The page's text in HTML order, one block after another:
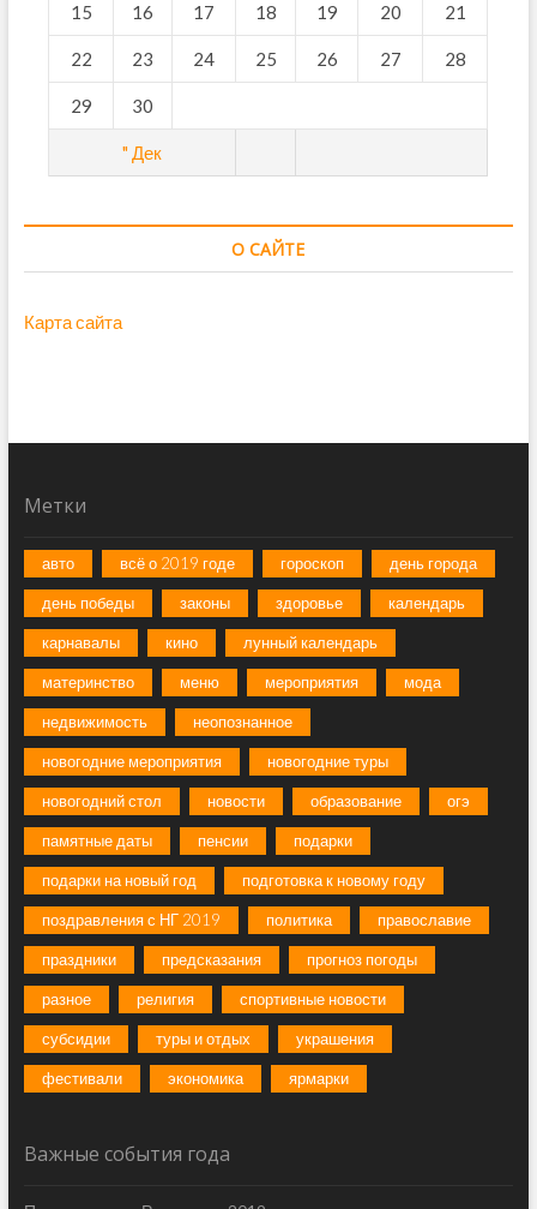
" Дек
15 16 17 18 19 20 21
22 23 24 25 26 27 28
29 30
О САЙТЕ
Карта сайта
Метки
авто всё о 2019 годе гороскоп день города
день победы законы здоровье календарь
карнавалы кино лунный календарь
материнство меню мероприятия мода
недвижимость неопознанное
новогодние мероприятия новогодние туры
новогодний стол новости образование огэ
памятные даты пенсии подарки
подарки на новый год подготовка к новому году
поздравления с НГ 2019 политика православие
праздники предсказания прогноз погоды
разное религия спортивные новости
субсидии туры и отдых украшения
фестивали экономика ярмарки
Важные события года